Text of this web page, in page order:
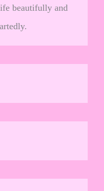
beautifully and